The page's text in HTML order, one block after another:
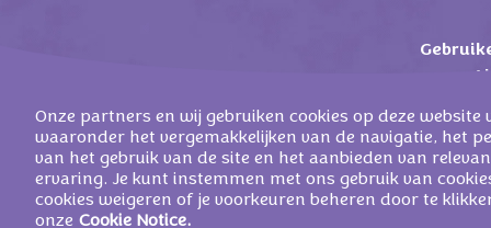
2026
Onze partners en wij gebruiken cookies op deze
waaronder het vergemakkelijken van de navigatie, het
van het gebruik van de site en het aanbieden van
ervaring. Je kunt instemmen met ons gebruik van
cookies weigeren of je voorkeuren beheren door te
onze Cookie Notice.